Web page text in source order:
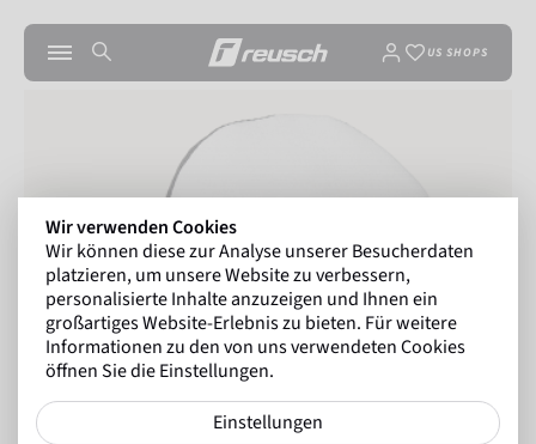
US SHOPS
Wir verwenden Cookies
Wir können diese zur Analyse unserer Besucherdaten
platzieren, um unsere Website zu verbessern,
personalisierte Inhalte anzuzeigen und Ihnen ein
großartiges Website-Erlebnis zu bieten. Für weitere
Informationen zu den von uns verwendeten Cookies
öffnen Sie die Einstellungen.
Einstellungen